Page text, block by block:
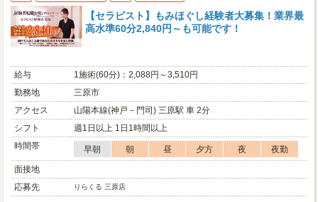
【セラピスト】もみほぐし経験者大募集！業界最
高水準60分2,840円～も可能です！
給与
1施術(60分)：2,088円～3,510円
勤務地
三原市
アクセス
山陽本線(神戸－門司) 三原駅 車 2分
シフト
週1日以上 1日1時間以上
時間帯
早朝 朝 昼 夕方 夜
夜勤
面接地
応募先
りらくる 三原店